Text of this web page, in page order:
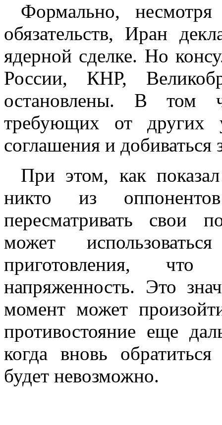
Формально,
обязательств, Иран
ядерной сделке. Но
России, КНР,
остановлены. В том
требующих от других
соглашения и добиваться
При этом, как
никто из
пересматривать свои
может
приготовления,
напряженность. Это
момент может
противостояние еще
когда вновь
будет невозможно.